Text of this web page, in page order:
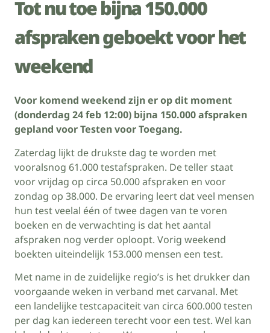
Tot nu toe bijna 150.000
afspraken geboekt voor het
weekend
Voor komend weekend zijn er op dit moment
(donderdag 24 feb 12:00) bijna 150.000 afspraken
gepland voor Testen voor Toegang.
Zaterdag lijkt de drukste dag te worden met
vooralsnog 61.000 testafspraken. De teller staat
voor vrijdag op circa 50.000 afspraken en voor
zondag op 38.000. De ervaring leert dat veel mensen
hun test veelal één of twee dagen van te voren
boeken en de verwachting is dat het aantal
afspraken nog verder oploopt. Vorig weekend
boekten uiteindelijk 153.000 mensen een test.
Met name in de zuidelijke regio’s is het drukker dan
voorgaande weken in verband met carvanal. Met
een landelijke testcapaciteit van circa 600.000 testen
per dag kan iedereen terecht voor een test. Wel kan